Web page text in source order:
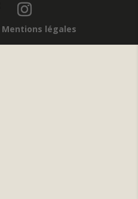
Mentions légales